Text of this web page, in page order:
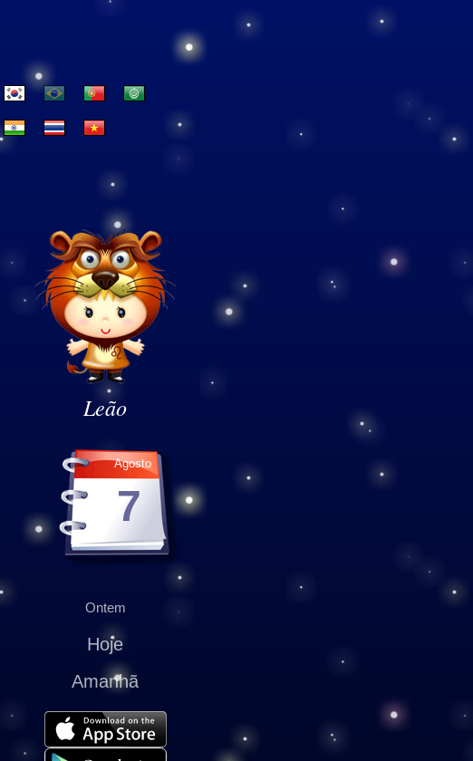
Leão
Agosto
7
Ontem
Hoje
Amanhã